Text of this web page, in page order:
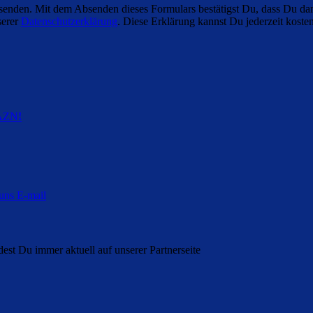
Mit dem Absenden dieses Formulars bestätigst Du, dass Du
Datenschutzerklärung. Diese Erklärung kannst Du jederzeit
!
Du immer aktuell auf unserer Partnerseite